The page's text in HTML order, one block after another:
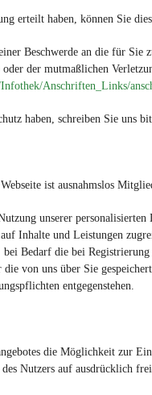
erteilt haben, können Sie
Beschwerde an die für Sie
der mutmaßlichen
Anschriften_Links/
haben, schreiben Sie uns
ist ausnahmslos
unserer personalisierten
Inhalte und Leistungen
Bedarf die bei
von uns über Sie
entgegenstehen.
die Möglichkeit zur
des Nutzers auf ausdrücklich